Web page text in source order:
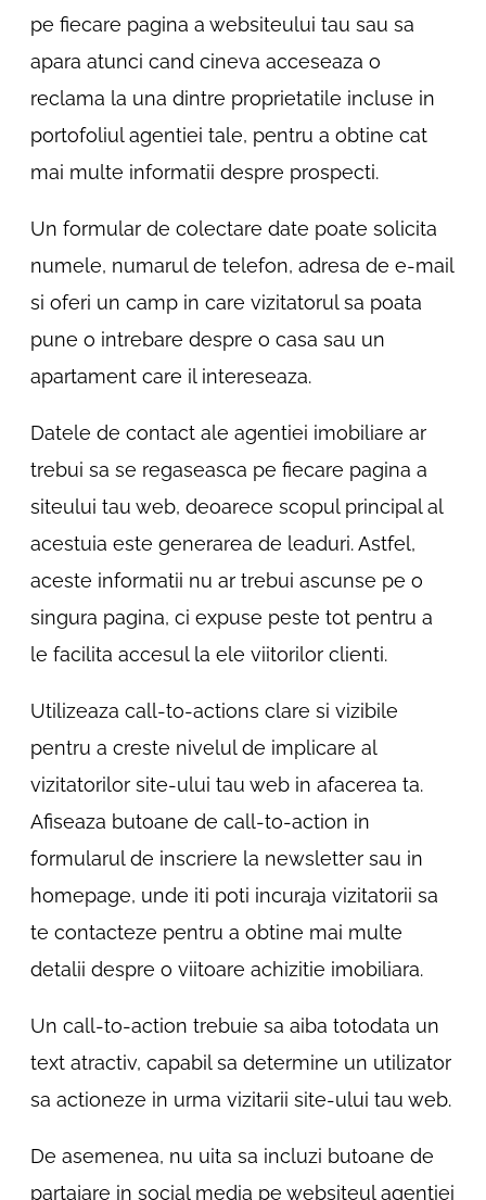
pe fiecare pagina a websiteului tau sau sa
apara atunci cand cineva acceseaza o
reclama la una dintre proprietatile incluse in
portofoliul agentiei tale, pentru a obtine cat
mai multe informatii despre prospecti.
Un formular de colectare date poate solicita
numele, numarul de telefon, adresa de e-mail
si oferi un camp in care vizitatorul sa poata
pune o intrebare despre o casa sau un
apartament care il intereseaza.
Datele de contact ale agentiei imobiliare ar
trebui sa se regaseasca pe fiecare pagina a
siteului tau web, deoarece scopul principal al
acestuia este generarea de leaduri. Astfel,
aceste informatii nu ar trebui ascunse pe o
singura pagina, ci expuse peste tot pentru a
le facilita accesul la ele viitorilor clienti.
Utilizeaza call-to-actions clare si vizibile
pentru a creste nivelul de implicare al
vizitatorilor site-ului tau web in afacerea ta.
Afiseaza butoane de call-to-action in
formularul de inscriere la newsletter sau in
homepage, unde iti poti incuraja vizitatorii sa
te contacteze pentru a obtine mai multe
detalii despre o viitoare achizitie imobiliara.
Un call-to-action trebuie sa aiba totodata un
text atractiv, capabil sa determine un utilizator
sa actioneze in urma vizitarii site-ului tau web.
De asemenea, nu uita sa incluzi butoane de
partajare in social media pe websiteul agentiei